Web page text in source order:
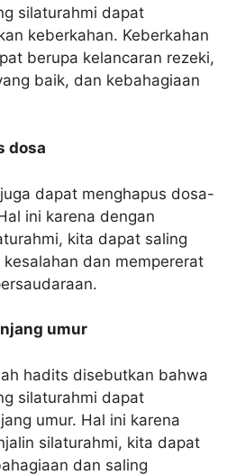
silaturahmi dapat
keberkahan. Keberkahan
berupa kelancaran rezeki,
baik, dan kebahagiaan
dosa
dapat menghapus dosa-
ini karena dengan
kita dapat saling
kesalahan dan mempererat
umur
hadits disebutkan bahwa
silaturahmi dapat
umur. Hal ini karena
silaturahmi, kita dapat
dan saling